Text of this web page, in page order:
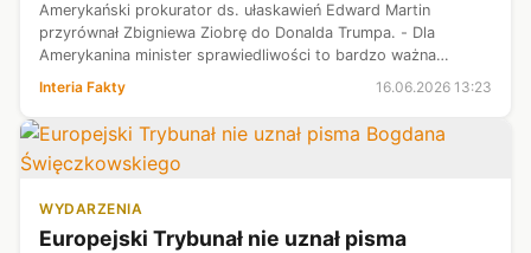
Amerykański prokurator ds. ułaskawień Edward Martin
przyrównał Zbigniewa Ziobrę do Donalda Trumpa. - Dla
Amerykanina minister sprawiedliwości to bardzo ważna
funkcja, to w pewnym sensie najwyższe stanowisko po
prezydencie. Widzieć, jak (Ziobro) jest ...
Interia Fakty 16.06.2026 13:23
WYDARZENIA
Europejski Trybunał nie uznał pisma